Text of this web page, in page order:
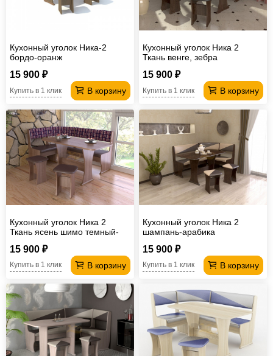
Кухонный уголок Ника-2
бордо-оранж
15 900 ₽
В корзину
Купить в 1 клик
Кухонный уголок Ника 2
Ткань венге, зебра
15 900 ₽
В корзину
Купить в 1 клик
Кухонный уголок Ника 2
Ткань ясень шимо темный-
15 900 ₽
В корзину
Купить в 1 клик
Кухонный уголок Ника 2
шампань-арабика
15 900 ₽
В корзину
Купить в 1 клик